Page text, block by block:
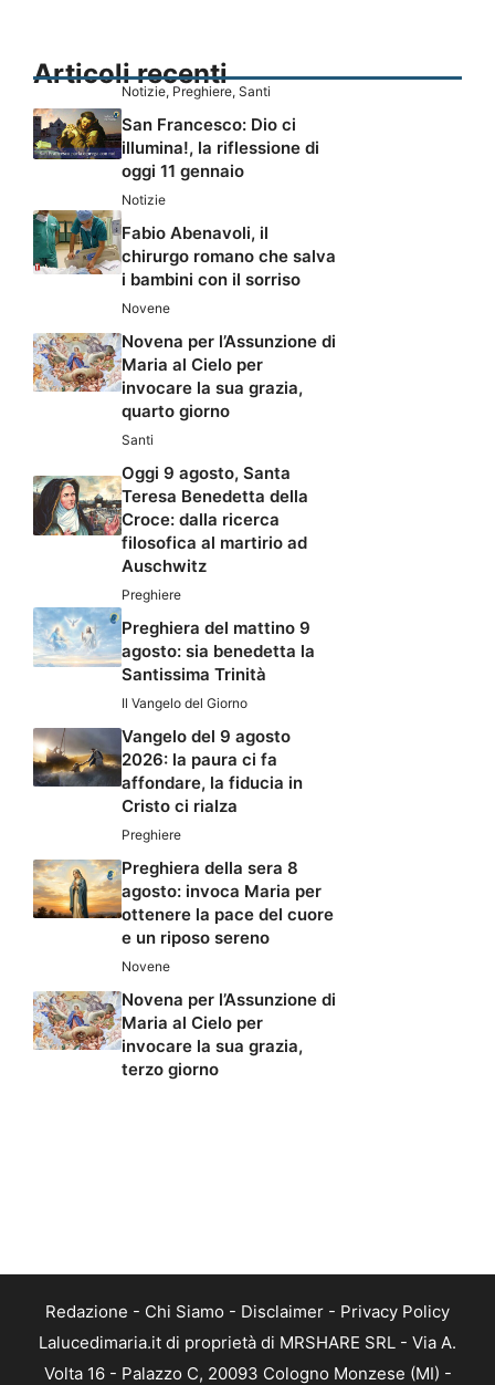
Articoli recenti
Notizie, Preghiere, Santi
San Francesco: Dio ci
illumina!, la riflessione di
oggi 11 gennaio
Notizie
Fabio Abenavoli, il
chirurgo romano che salva
i bambini con il sorriso
Novene
Novena per l’Assunzione di
Maria al Cielo per
invocare la sua grazia,
quarto giorno
Santi
Oggi 9 agosto, Santa
Teresa Benedetta della
Croce: dalla ricerca
filosofica al martirio ad
Auschwitz
Preghiere
Preghiera del mattino 9
agosto: sia benedetta la
Santissima Trinità
Il Vangelo del Giorno
Vangelo del 9 agosto
2026: la paura ci fa
affondare, la fiducia in
Cristo ci rialza
Preghiere
Preghiera della sera 8
agosto: invoca Maria per
ottenere la pace del cuore
e un riposo sereno
Novene
Novena per l’Assunzione di
Maria al Cielo per
invocare la sua grazia,
terzo giorno
Redazione - Chi Siamo - Disclaimer - Privacy Policy
Lalucedimaria.it di proprietà di MRSHARE SRL - Via A.
Volta 16 - Palazzo C, 20093 Cologno Monzese (MI) -